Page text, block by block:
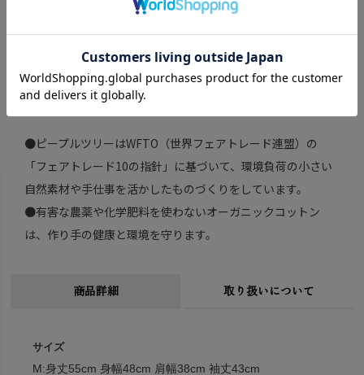
少の差異があるかもしれません。
これも世界に2つとない趣きとして味わっていただけたら幸い
です。
●ピープルツリーはWFTO（世界フェアトレード連盟）の
「フェアトレード10の指針」に基づいて、環境負荷の小さい
自然素材や手仕事を活かしたものづくりをしています。
●有害な農薬や化学肥料を使わないオーガニックコットン
は、作り手の健康と環境を守ります。
商品詳細 取り扱いについて
サイズ
M:身丈55cm 身幅48cm 肩幅38cm 袖丈43cm